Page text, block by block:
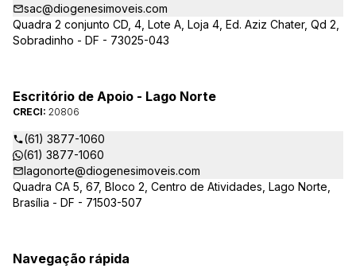
sac@diogenesimoveis.com
Quadra 2 conjunto CD, 4, Lote A, Loja 4, Ed. Aziz Chater, Qd 2,
Sobradinho - DF - 73025-043
Escritório de Apoio - Lago Norte
CRECI: 20806
(61) 3877-1060
(61) 3877-1060
lagonorte@diogenesimoveis.com
Quadra CA 5, 67, Bloco 2, Centro de Atividades, Lago Norte,
Brasília - DF - 71503-507
Navegação rápida